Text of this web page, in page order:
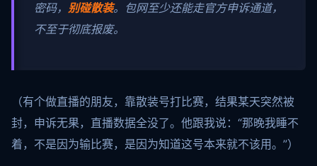
密码， 别碰散装。包网至少还能走官方申诉通道，
不至于彻底报废。
（有个做直播的朋友，靠散装号打比赛，结果某天突然被
封，申诉无果，直播数据全没了。他跟我说：“那晚我睡不
着，不是因为输比赛，是因为知道这号本来就不该用。”）